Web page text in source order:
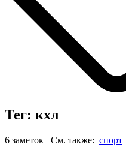
Тег: кхл
6 заметок См. также: спорт